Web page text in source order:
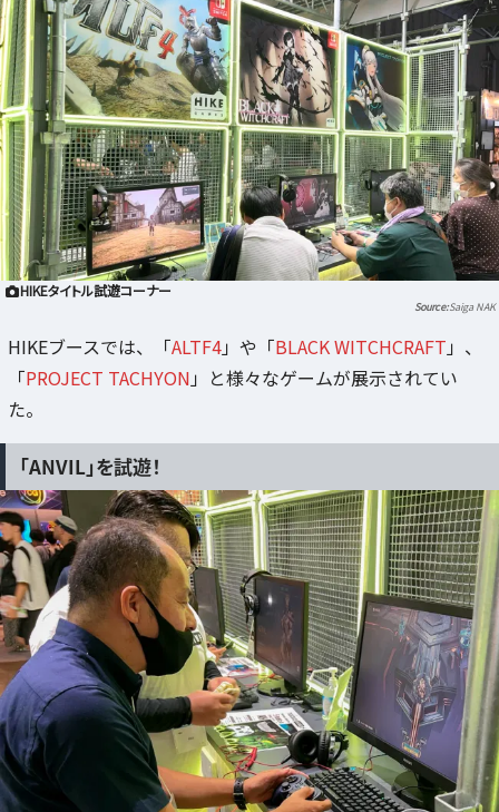
HIKEタイトル試遊コーナー
Saiga NAK
HIKEブースでは、「ALTF4」や「BLACK WITCHCRAFT 」、
「PROJECT TACHYON 」と様々なゲームが展示されてい
た。
「ANVIL」を試遊！